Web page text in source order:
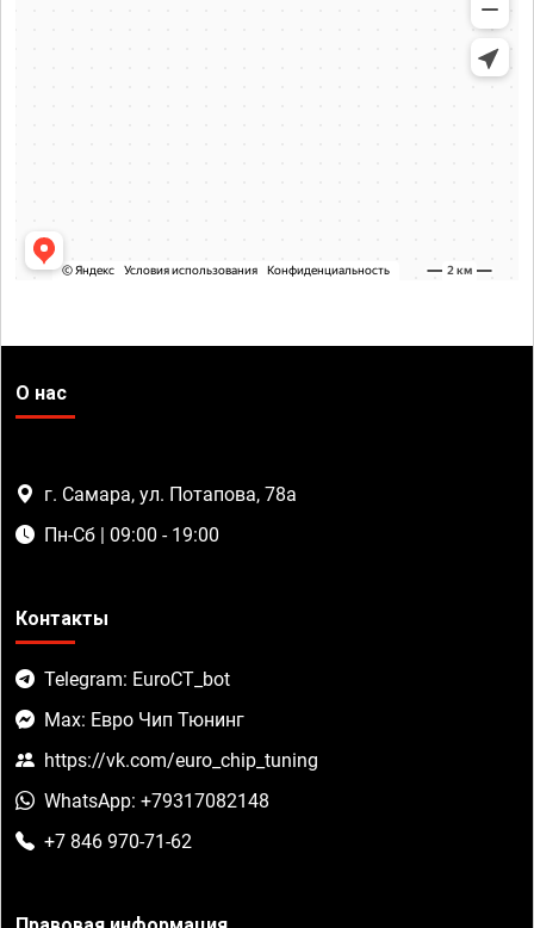
О нас
г. Самара, ул. Потапова, 78а
Пн-Сб | 09:00 - 19:00
Контакты
Telegram: EuroCT_bot
Max: Евро Чип Тюнинг
https://vk.com/euro_chip_tuning
WhatsApp: +79317082148
+7 846 970-71-62